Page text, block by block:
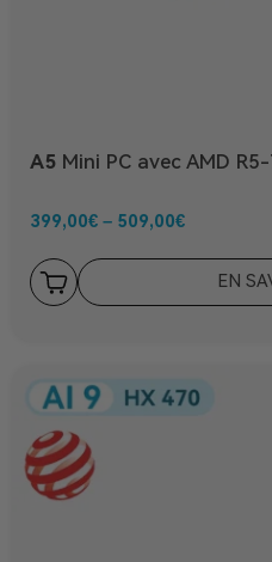
A5 Mini PC avec AMD
399,00€ – 509,00€
EN